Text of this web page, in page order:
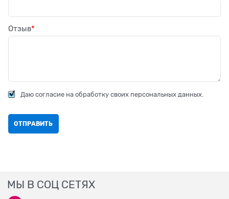
Отзыв
Даю согласие на обработку своих персональных данных.
МЫ В СОЦ СЕТЯХ